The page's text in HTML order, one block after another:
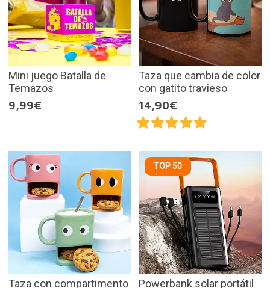
Mini juego Batalla de
Temazos
9,99€
Taza que cambia de color
con gatito travieso
14,90€
Taza con compartimento
TOP 50
Powerbank solar portátil